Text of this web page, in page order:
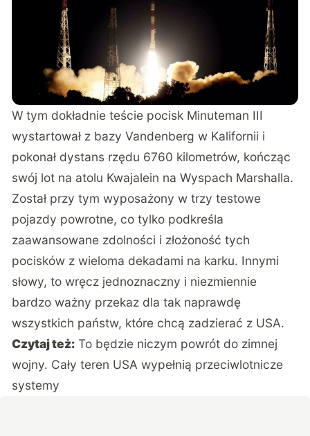
W tym dokładnieteście pocisk Minuteman III
wystartował z bazy Vandenberg w Kalifornii i
pokonał dystans rzędu 6760 kilometrów, kończąc
swój lot na atolu Kwajalein na Wyspach Marshalla.
Został przy tym wyposażony w trzy testowe
pojazdy powrotne, co tylko podkreśla
zaawansowane zdolności i złożoność tych
pocisków z wieloma dekadami na karku. Innymi
słowy, to wręcz jednoznaczny i niezmiennie
bardzo ważny przekaz dla tak naprawdę
wszystkich państw, które chcą zadzierać z USA.
Czytaj też: To będzie niczym powrót do zimnej
wojny. Cały teren USA wypełnią przeciwlotnicze
systemy